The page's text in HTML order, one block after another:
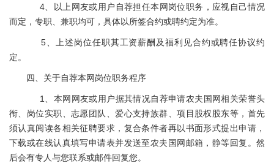
4、以上网友或用户自荐担任本网岗位职务，应视自己情况
而定，专职、兼职均可，具体以所签合约或聘约定为准。
5、上述岗位任职其工资薪酬及福利见合约或聘任协议约
定。
四、关于自荐本网岗位职务程序
1、本网网友或用户据其情况自荐申请农夫国网相关荣誉头
衔、岗位实职、志愿团队、爱心支持族群、项目股权股东等，首先
须认真阅读各相关征聘要求，复合条件者再以书面形式提出申请，
下载或在线认真填写申请表并发送至农夫国网邮箱，静等回复。然
后会有专人与您联系或邮件回复您。